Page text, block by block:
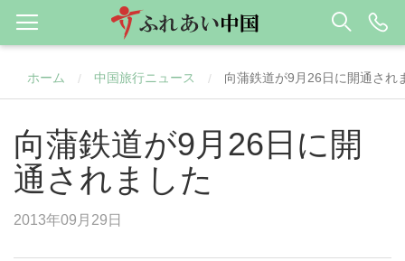
ホーム / 中国旅行ニュース / 向蒲鉄道が9月26日に開通され
向蒲鉄道が9月26日に開
通されました
2013年09月29日